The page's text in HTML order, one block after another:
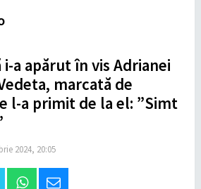
a apărut în vis Adrianei
marcată de
l-a primit de la el: ”Simt
2024, 20:05